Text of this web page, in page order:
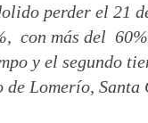
perder el 21
con más del
y el segundo
de Lomerío, Santa